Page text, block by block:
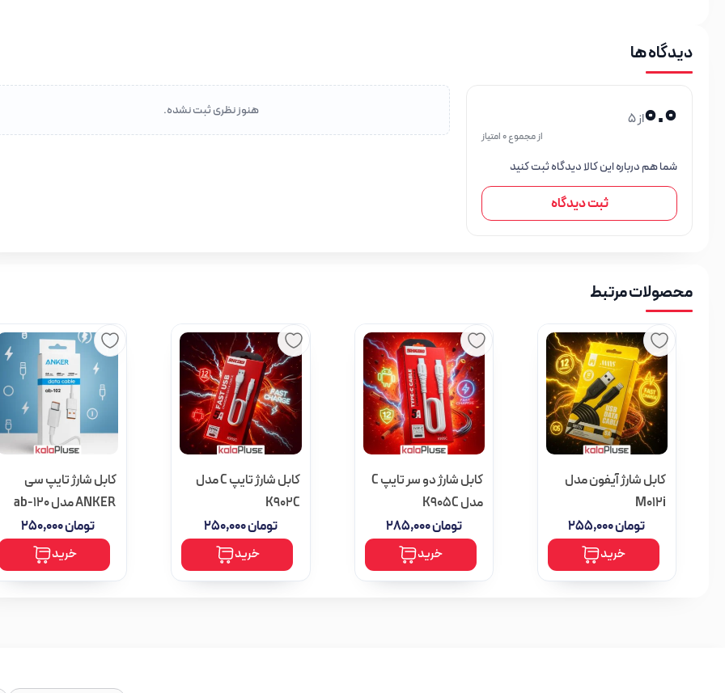
دیدگاه ها
0.0از 5
از مجموع 0 امتیاز
شما هم درباره این کالا دیدگاه ثبت کنید
ثبت دیدگاه
هنوز نظری ثبت نشده.
محصولات مرتبط
کابل شارژ آیفون مدل
M012i
تومان۲۵۵,۰۰۰
خرید
کابل شارژ دو سر تایپ C
مدل K905C
تومان۲۸۵,۰۰۰
خرید
کابل شارژ تایپ C مدل
K902C
تومان۲۵۰,۰۰۰
خرید
کابل شارژ تایپ سی
ANKER مدل ab-120
تومان۲۵۰,۰۰۰
خرید